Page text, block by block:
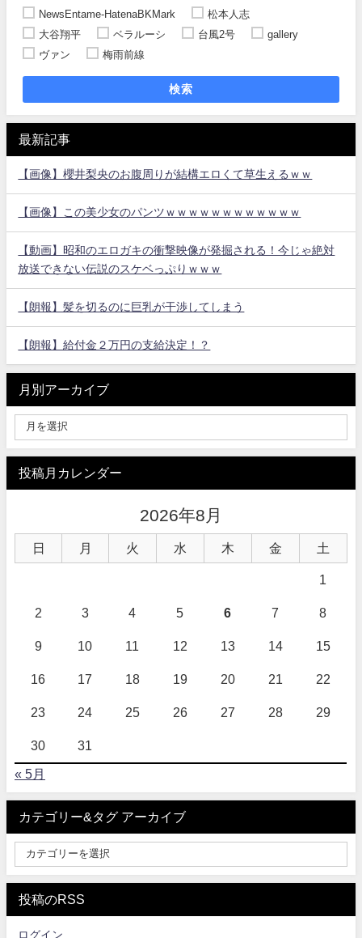
NewsEntame-HatenaBKMark
松本人志
大谷翔平
ベラルーシ 台風2号
gallery
ヴァン
梅雨前線
検索
最新記事
【画像】櫻井梨央のお腹周りが結構エロくて草生えるｗｗ
【画像】この美少女のパンツｗｗｗｗｗｗｗｗｗｗｗｗ
【動画】昭和のエロガキの衝撃映像が発掘される！今じゃ絶対
放送できない伝説のスケベっぷりｗｗｗ
【朗報】髪を切るのに巨乳が干渉してしまう
【朗報】給付金２万円の支給決定！？
月別アーカイブ
投稿月カレンダー
2026年8月
日 月 火 水 木 金 土
1
2 3 4 5 6 7 8
9 10 11 12 13 14 15
16 17 18 19 20 21 22
23 24 25 26 27 28 29
30 31
« 5月
カテゴリー&タグ アーカイブ
投稿のRSS
ログイン